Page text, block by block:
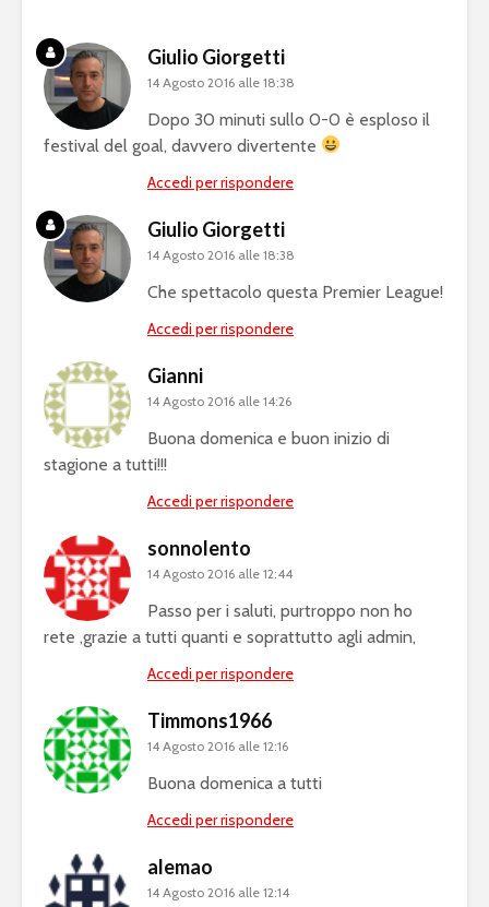
Giulio Giorgetti
14 Agosto 2016 alle 18:38
Dopo 30 minuti sullo 0-0 è esploso il
festival del goal, davvero divertente
Accedi per rispondere
Giulio Giorgetti
14 Agosto 2016 alle 18:38
Che spettacolo questa Premier League!
Accedi per rispondere
Gianni
14 Agosto 2016 alle 14:26
Buona domenica e buon inizio di
stagione a tutti!!!
Accedi per rispondere
sonnolento
14 Agosto 2016 alle 12:44
Passo per i saluti, purtroppo non ho
rete ,grazie a tutti quanti e soprattutto agli admin,
Accedi per rispondere
Timmons1966
14 Agosto 2016 alle 12:16
Buona domenica a tutti
Accedi per rispondere
alemao
14 Agosto 2016 alle 12:14